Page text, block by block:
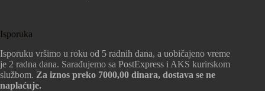
Isporuka
Isporuku vršimo u roku od 5 radnih dana, a uobičajeno vreme
je 2 radna dana. Sarađujemo sa PostExpress i AKS kurirskom
službom. Za iznos preko 7000,00 dinara, dostava se ne
naplaćuje.